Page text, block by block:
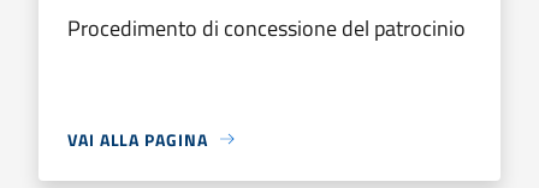
Procedimento di concessione del patrocinio
VAI ALLA PAGINA